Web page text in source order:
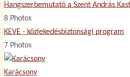
Hangszerbemutató a Szent András
8 Photos
KEVE - közlekedésbiztonsági program
7 Photos
Karácsony